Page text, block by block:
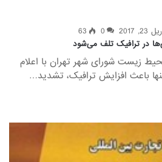
2017
0
63
زیست شورای شهر تهران با اعلام
باعث افزایش ترافیک، تشدید…